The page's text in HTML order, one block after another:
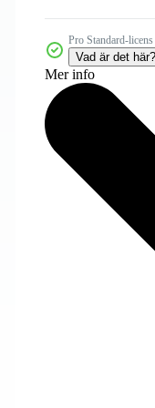
Pro Standard-licens
Vad är det här?
Mer info